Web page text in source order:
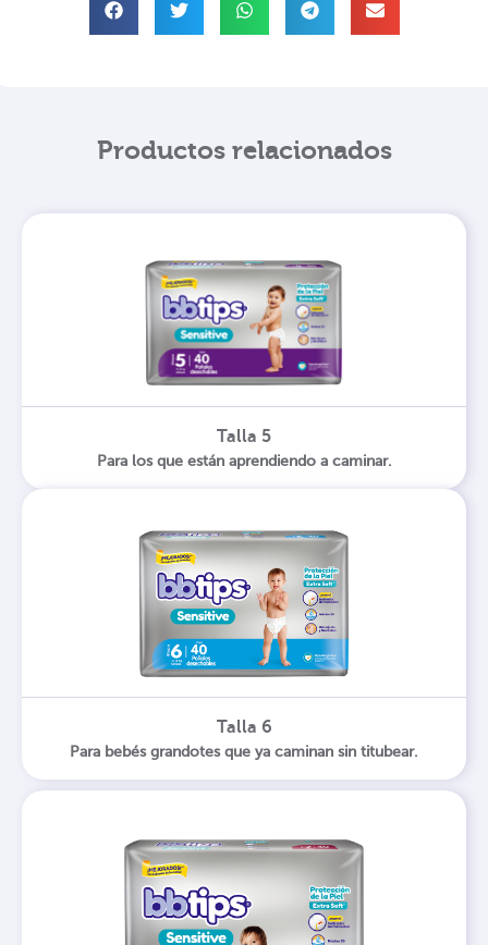
Productos relacionados
Talla 5
Para los que están aprendiendo a caminar.
Talla 6
Para bebés grandotes que ya caminan sin titubear.